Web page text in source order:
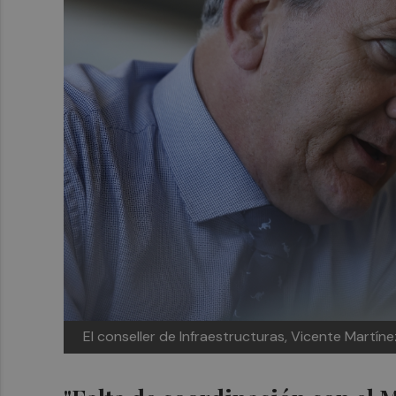
El conseller de Infraestructuras, Vicente